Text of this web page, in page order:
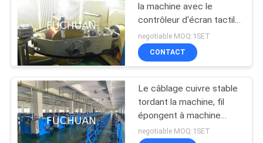
PRIVACY
POLICY
la machine avec le
contrôleur d'écran tactile
de PLC
negotiable MOQ:1SET
CONTACT
Le câblage cuivre stable
tordant la machine, fil
épongent à machine
3000 t/mn
negotiable MOQ:1SET